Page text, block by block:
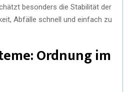
besonders die Stabilität der
Abfälle schnell und einfach zu
Ordnung im